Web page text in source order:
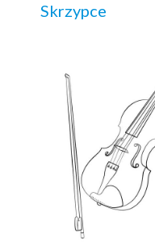
Skrzypce